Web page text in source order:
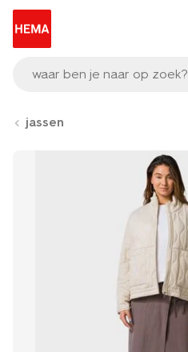
waar ben je naar op zoek?
jassen